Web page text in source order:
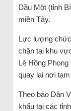
Dầu Một (tỉnh
miền Tây.
Lực lượng
chặn tại khu
Lê Hồng
quay lại nơi tạm
Theo báo Dân
khẩu tại các